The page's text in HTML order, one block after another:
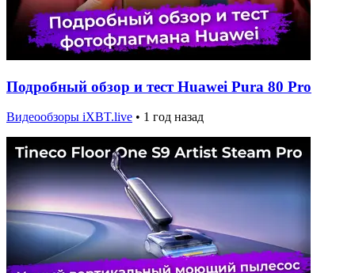
Подробный обзор и тест Huawei Pura 80 Pro
Видеообзоры iXBT.live • 1 год назад